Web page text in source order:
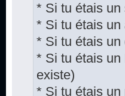
* Si tu étais un
* Si tu étais un
* Si tu étais un
* Si tu étais un
existe)
* Si tu étais un